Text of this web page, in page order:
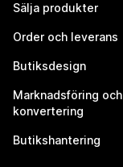
Sälja produkter
Order och leverans
Butiksdesign
Marknadsföring och
konvertering
Butikshantering